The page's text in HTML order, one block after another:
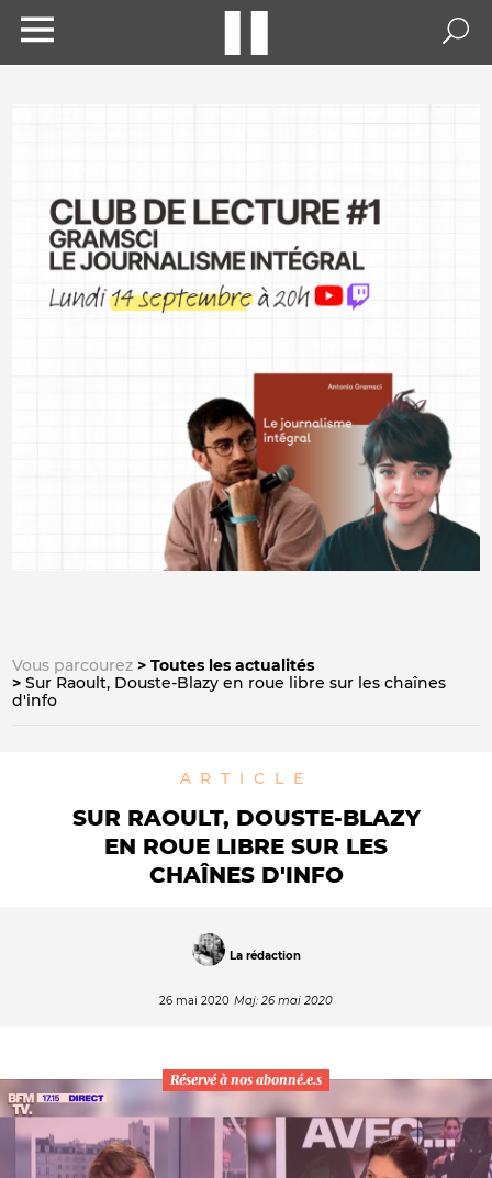
Vous parcourez
Toutes les actualités
Sur Raoult, Douste-Blazy en roue libre sur les chaînes
d'info
ARTICLE
SUR RAOULT, DOUSTE-BLAZY
EN ROUE LIBRE SUR LES
CHAÎNES D'INFO
La rédaction
26 mai 2020 Maj: 26 mai 2020
Réservé à nos abonné.e.s